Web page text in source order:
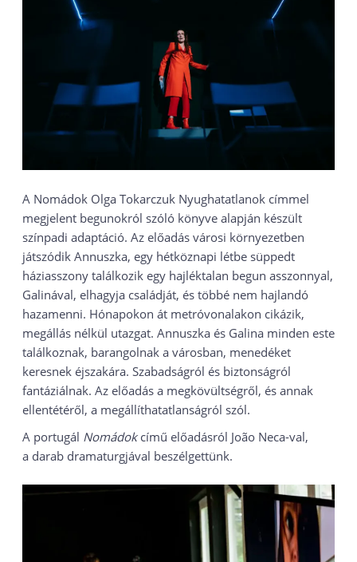
A Nomádok Olga Tokarczuk Nyughatatlanok címmel
megjelent begunokról szóló könyve alapján készült
színpadi adaptáció. Az előadás városi környezetben
játszódik Annuszka, egy hétköznapi létbe süppedt
háziasszony találkozik egy hajléktalan begun asszonnyal,
Galinával, elhagyja családját, és többé nem hajlandó
hazamenni. Hónapokon át metróvonalakon cikázik,
megállás nélkül utazgat. Annuszka és Galina minden este
találkoznak, barangolnak a városban, menedéket
keresnek éjszakára. Szabadságról és biztonságról
fantáziálnak. Az előadás a megkövültségről, és annak
ellentétéről, a megállíthatatlanságról szól.
A portugál Nomádok című előadásról João Neca-val,
a darab dramaturgjával beszélgettünk.